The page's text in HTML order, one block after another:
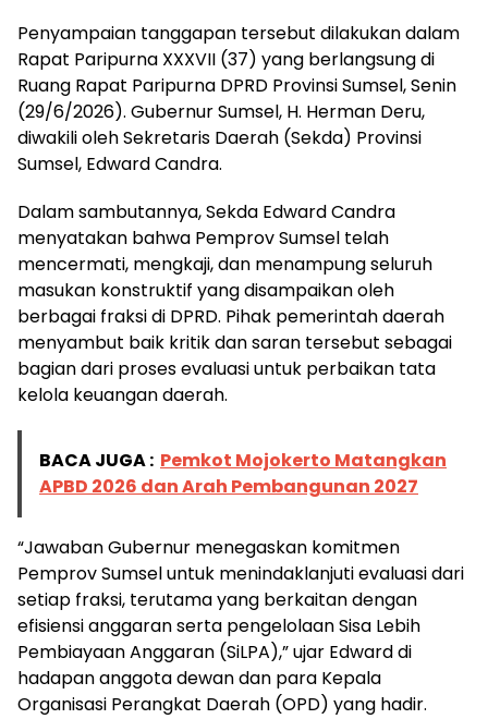
Penyampaian tanggapan tersebut dilakukan dalam
Rapat Paripurna XXXVII (37) yang berlangsung di
Ruang Rapat Paripurna DPRD Provinsi Sumsel, Senin
(29/6/2026). Gubernur Sumsel, H. Herman Deru,
diwakili oleh Sekretaris Daerah (Sekda) Provinsi
Sumsel, Edward Candra.
Dalam sambutannya, Sekda Edward Candra
menyatakan bahwa Pemprov Sumsel telah
mencermati, mengkaji, dan menampung seluruh
masukan konstruktif yang disampaikan oleh
berbagai fraksi di DPRD. Pihak pemerintah daerah
menyambut baik kritik dan saran tersebut sebagai
bagian dari proses evaluasi untuk perbaikan tata
kelola keuangan daerah.
BACA JUGA : Pemkot Mojokerto Matangkan
APBD 2026 dan Arah Pembangunan 2027
“Jawaban Gubernur menegaskan komitmen
Pemprov Sumsel untuk menindaklanjuti evaluasi dari
setiap fraksi, terutama yang berkaitan dengan
efisiensi anggaran serta pengelolaan Sisa Lebih
Pembiayaan Anggaran (SiLPA),” ujar Edward di
hadapan anggota dewan dan para Kepala
Organisasi Perangkat Daerah (OPD) yang hadir.